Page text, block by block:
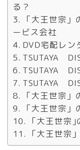
る？
「大王世宗
ービス会社
DVD宅配レン
TSUTAYA
TSUTAYA
TSUTAYA
「大王世宗
「大王世宗
「大王世宗
「大王世宗